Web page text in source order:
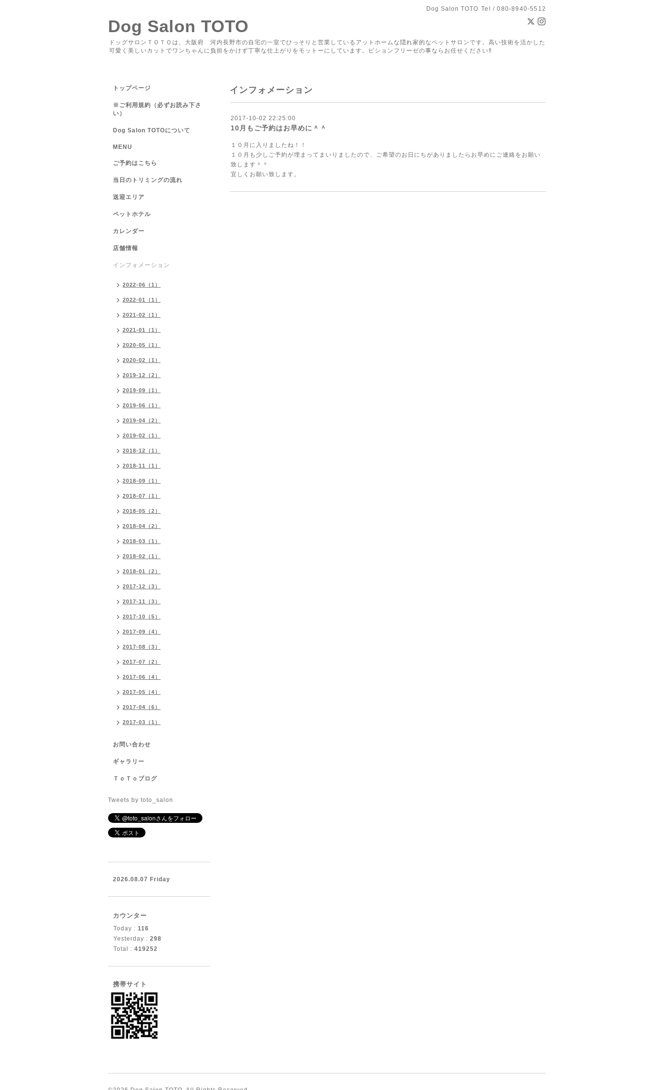
Dog Salon TOTO Tel / 080-8940-5512
Dog Salon TOTO
ドッグサロンＴＯＴＯは、大阪府 河内長野市の自宅の一室でひっそりと営業しているアットホームな隠れ家的なペットサロンです。高い技術を活かした
可愛く美しいカットでワンちゃんに負担をかけず丁寧な仕上がりをモットーにしています。ビションフリーゼの事ならお任せください‼
インフォメーション
2017-10-02 22:25:00
10月もご予約はお早めに＾＾
１０月に入りましたね！！
１０月も少しご予約が埋まってまいりましたので、ご希望のお日にちがありましたらお早めにご連絡をお願い
致します＾＾
宜しくお願い致します。
トップページ
※ご利用規約（必ずお読み下さ
い）
Dog Salon TOTOについて
MENU
ご予約はこちら
当日のトリミングの流れ
送迎エリア
ペットホテル
カレンダー
店舗情報
インフォメーション
2022-06（1）
2022-01（1）
2021-02（1）
2021-01（1）
2020-05（1）
2020-02（1）
2019-12（2）
2019-09（1）
2019-06（1）
2019-04（2）
2019-02（1）
2018-12（1）
2018-11（1）
2018-09（1）
2018-07（1）
2018-05（2）
2018-04（2）
2018-03（1）
2018-02（1）
2018-01（2）
2017-12（3）
2017-11（3）
2017-10（5）
2017-09（4）
2017-08（3）
2017-07（2）
2017-06（4）
2017-05（4）
2017-04（6）
2017-03（1）
お問い合わせ
ギャラリー
ＴｏＴｏブログ
Tweets by toto_salon
2026.08.07 Friday
カウンター
Today : 116
Yesterday : 298
Total : 419252
携帯サイト